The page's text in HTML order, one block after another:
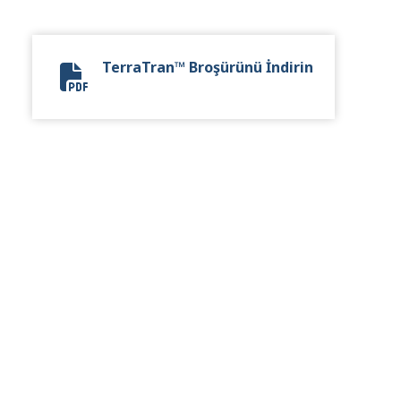
TerraTran Brochure
TerraTran™ Broşürünü İndirin